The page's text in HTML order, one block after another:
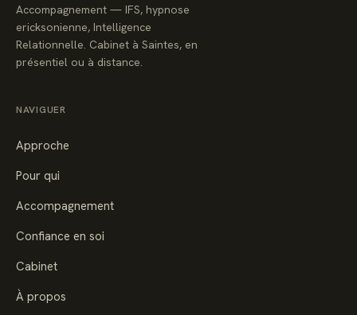
Accompagnement — IFS, hypnose
ericksonienne, Intelligence
Relationnelle. Cabinet à Saintes, en
présentiel ou à distance.
NAVIGUER
Approche
Pour qui
Accompagnement
Confiance en soi
Cabinet
À propos